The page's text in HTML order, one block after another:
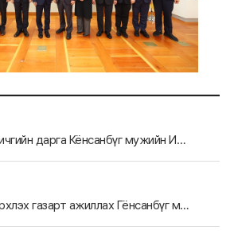
Ерөнхий нарийн бичгийн дарга Кёнсанбүг мужийн ИТХ-д айлчиллаа
NEAR-ийн Хэрэг эрхлэх газарт ажиллах Гёнсанбүг мужийн төрийн албан хаагчид тодорлоо